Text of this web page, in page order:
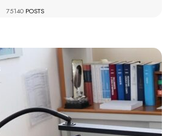
75140 POSTS